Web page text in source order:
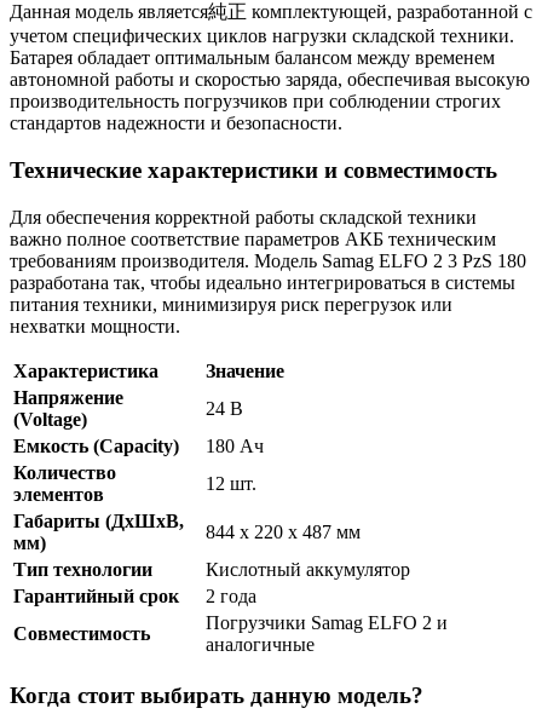
Данная модель является純正 комплектующей, разработанной с
учетом специфических циклов нагрузки складской техники.
Батарея обладает оптимальным балансом между временем
автономной работы и скоростью заряда, обеспечивая высокую
производительность погрузчиков при соблюдении строгих
стандартов надежности и безопасности.
Технические характеристики и совместимость
Для обеспечения корректной работы складской техники
важно полное соответствие параметров АКБ техническим
требованиям производителя. Модель Samag ELFO 2 3 PzS 180
разработана так, чтобы идеально интегрироваться в системы
питания техники, минимизируя риск перегрузок или
нехватки мощности.
Характеристика
Значение
Напряжение
(Voltage)
24 В
Емкость (Capacity)
180 Ач
Количество
элементов
12 шт.
Габариты (ДхШхВ,
мм)
844 x 220 x 487 мм
Тип технологии
Кислотный аккумулятор
Гарантийный срок
2 года
Совместимость
Погрузчики Samag ELFO 2 и
аналогичные
Когда стоит выбирать данную модель?